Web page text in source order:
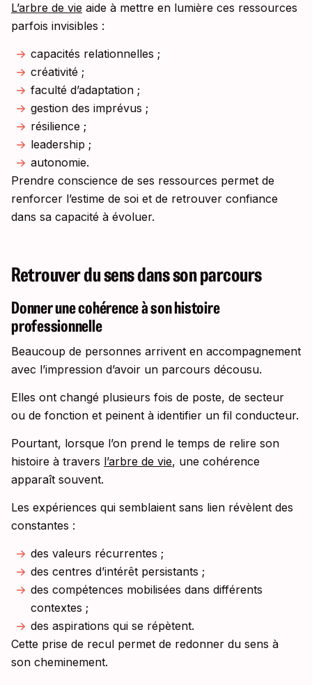
L’arbre de vie aide à mettre en lumière ces ressources
parfois invisibles :
capacités relationnelles ;
créativité ;
faculté d’adaptation ;
gestion des imprévus ;
résilience ;
leadership ;
autonomie.
Prendre conscience de ses ressources permet de
renforcer l’estime de soi et de retrouver confiance
dans sa capacité à évoluer.
Retrouver du sens dans son parcours
Donner une cohérence à son histoire
professionnelle
Beaucoup de personnes arrivent en accompagnement
avec l’impression d’avoir un parcours décousu.
Elles ont changé plusieurs fois de poste, de secteur
ou de fonction et peinent à identifier un fil conducteur.
Pourtant, lorsque l’on prend le temps de relire son
histoire à travers l’arbre de vie, une cohérence
apparaît souvent.
Les expériences qui semblaient sans lien révèlent des
constantes :
des valeurs récurrentes ;
des centres d’intérêt persistants ;
des compétences mobilisées dans différents
contextes ;
des aspirations qui se répètent.
Cette prise de recul permet de redonner du sens à
son cheminement.